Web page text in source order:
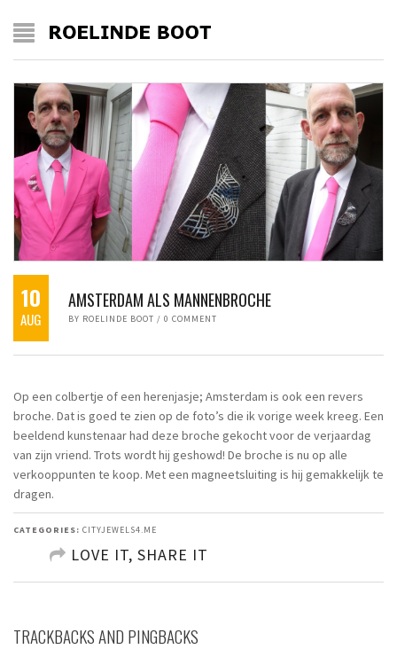
10
AUG
AMSTERDAM ALS MANNENBROCHE
BY ROELINDE BOOT / 0 COMMENT
Op een colbertje of een herenjasje; Amsterdam is ook een revers
broche. Dat is goed te zien op de foto’s die ik vorige week kreeg. Een
beeldend kunstenaar had deze broche gekocht voor de verjaardag
van zijn vriend. Trots wordt hij geshowd! De broche is nu op alle
verkooppunten te koop. Met een magneetsluiting is hij gemakkelijk te
dragen.
CATEGORIES: CITYJEWELS4.ME
LOVE IT, SHARE IT
TRACKBACKS AND PINGBACKS